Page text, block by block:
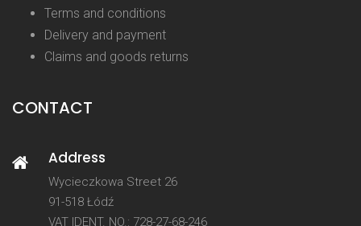
Terms and conditions
Delivery and payment
Claims and goods returns
CONTACT
Address
Wycieczkowa Street 26
91-518 Łódź
VAT IDENT. NO.: 728-27-68-246